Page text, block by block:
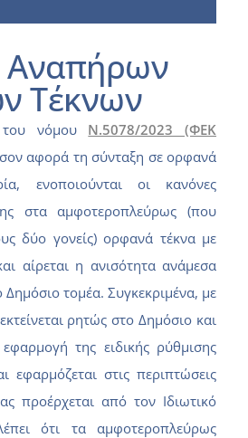
Αναπήρων
Τέκνων
του νόμου Ν.5078/2023 (ΦΕΚ
αφορά τη σύνταξη σε ορφανά
ενοποιούνται οι κανόνες
στα αμφοτεροπλεύρως (που
δύο γονείς) ορφανά τέκνα με
αίρεται η ανισότητα ανάμεσα
Δημόσιο τομέα. Συγκεκριμένα, με
ρητώς στο Δημόσιο και
της ειδικής ρύθμισης
εφαρμόζεται στις περιπτώσεις
προέρχεται από τον Ιδιωτικό
ότι τα αμφοτεροπλεύρως